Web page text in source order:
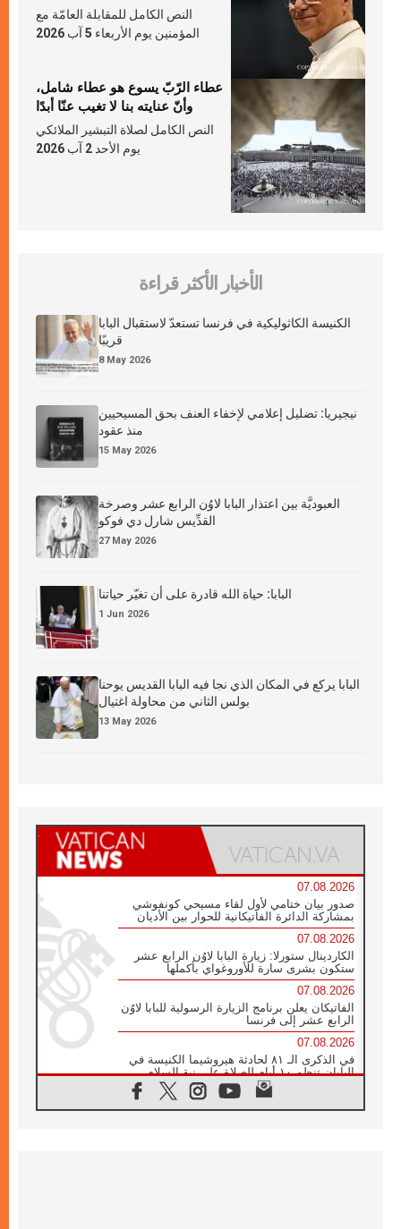
النص الكامل للمقابلة العامّة مع
المؤمنين يوم الأربعاء 5 آب 2026
عطاء الرّبّ يسوع هو عطاء شامل،
وأنّ عنايته بنا لا تغيب عنّا أبدًا
النص الكامل لصلاة التبشير الملائكي
يوم الأحد 2 آب 2026
الأخبار الأكثر قراءة
الكنيسة الكاثوليكية في فرنسا تستعدّ لاستقبال البابا
قريبًا
8 May 2026
نيجيريا: تضليل إعلامي لإخفاء العنف بحق المسيحيين
منذ عقود
15 May 2026
العبوديَّة بين اعتذار البابا لاوُن الرابع عشر وصرخة
القدِّيس شارل دي فوكو
27 May 2026
البابا: حياة الله قادرة على أن تغيّر حياتنا
1 Jun 2026
البابا يركع في المكان الذي نجا فيه البابا القديس يوحنا
بولس الثاني من محاولة اغتيال
13 May 2026
07.08.2026
صدور بيان ختامي لأول لقاء مسيحي كونفوشي
بمشاركة الدائرة الفاتيكانية للحوار بين الأديان
07.08.2026
الكاردينال ستورلا: زيارة البابا لاوُن الرابع عشر
ستكون بشرى سارة للأوروغواي بأكملها
07.08.2026
الفاتيكان يعلن برنامج الزيارة الرسولية للبابا لاوُن
الرابع عشر إلى فرنسا
07.08.2026
في الذكرى الـ ٨١ لحادثة هيروشيما الكنيسة في
اليابان تنظم ١٠ أيام للصلاة على نية السلام
الكنيسة في الأوروغواي: زيارة البابا ستعزز